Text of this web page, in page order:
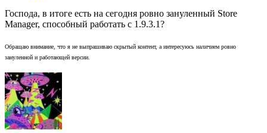
Господа, в итоге есть на сегодня ровно зануленный Store
Manager, способный работать с 1.9.3.1?
Обращаю внимание, что я не выпрашиваю скрытый контент, а интересуюсь наличием ровно
зануленной и работающей версии.